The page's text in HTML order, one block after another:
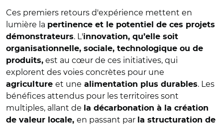
Ces premiers retours d'expérience mettent en
lumière la pertinence et le potentiel de ces projets
démonstrateurs. L'innovation, qu’elle soit
organisationnelle, sociale, technologique ou de
produits, est au cœur de ces initiatives, qui
explorent des voies concrètes pour une
agriculture et une alimentation plus durables. Les
bénéfices attendus pour les territoires sont
multiples, allant de
la décarbonation à la création
de valeur locale, en passant par la structuration de